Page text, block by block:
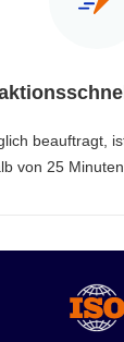
beauftragt,
von 25